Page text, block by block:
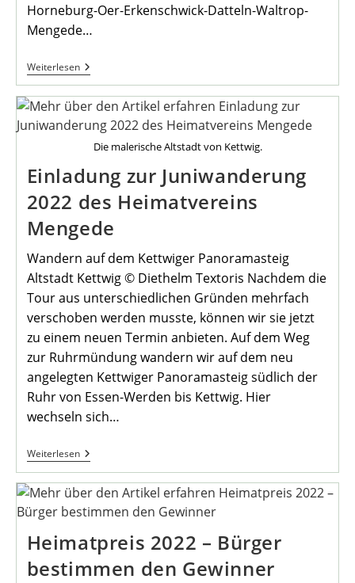
Horneburg-Oer-Erkenschwick-Datteln-Waltrop-
Mengede…
WeiterlesenMonatsradtour
Am
Juni
Die malerische Altstadt von Kettwig.
Einladung zur Juniwanderung
2022 des Heimatvereins
Mengede
Wandern auf dem Kettwiger Panoramasteig
Altstadt Kettwig © Diethelm Textoris Nachdem die
Tour aus unterschiedlichen Gründen mehrfach
verschoben werden musste, können wir sie jetzt
zu einem neuen Termin anbieten. Auf dem Weg
zur Ruhrmündung wandern wir auf dem neu
angelegten Kettwiger Panoramasteig südlich der
Ruhr von Essen-Werden bis Kettwig. Hier
wechseln sich…
WeiterlesenEinladung
Zur
Juniwanderung
2022
Des
Heimatvereins
Heimatpreis 2022 – Bürger
bestimmen den Gewinner